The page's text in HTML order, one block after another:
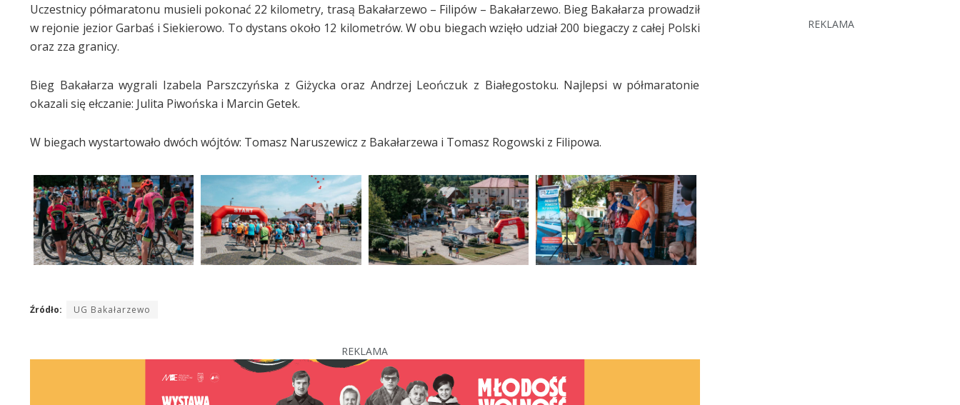
Uczestnicy półmaratonu musieli pokonać 22 kilometry, trasą Bakałarzewo – Filipów – Bakałarzewo. Bieg Bakałarza prowadził
w rejonie jezior Garbaś i Siekierowo. To dystans około 12 kilometrów. W obu biegach wzięło udział 200 biegaczy z całej Polski
oraz zza granicy.
Bieg Bakałarza wygrali Izabela Parszczyńska z Giżycka oraz Andrzej Leończuk z Białegostoku. Najlepsi w półmaratonie
okazali się ełczanie: Julita Piwońska i Marcin Getek.
W biegach wystartowało dwóch wójtów: Tomasz Naruszewicz z Bakałarzewa i Tomasz Rogowski z Filipowa.
Źródło: UG Bakałarzewo
REKLAMA
REKLAMA